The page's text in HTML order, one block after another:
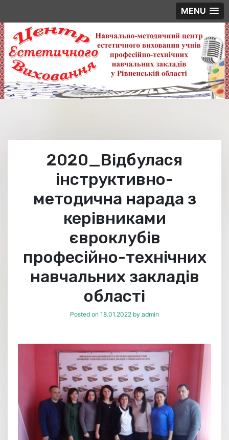
MENU
Skip
to
content
2020_Відбулася
інструктивно-
методична нарада з
керівниками
євроклубів
професійно-технічних
навчальних закладів
області
Posted on 18.01.2022 by admin